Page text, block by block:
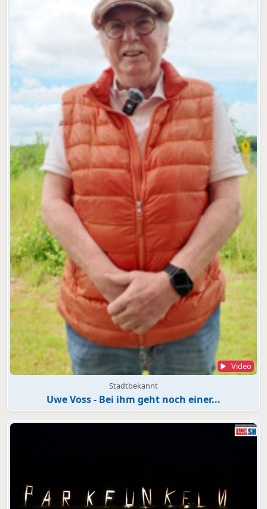
Video
Stadtbekannt
Uwe Voss - Bei ihm geht noch einer...